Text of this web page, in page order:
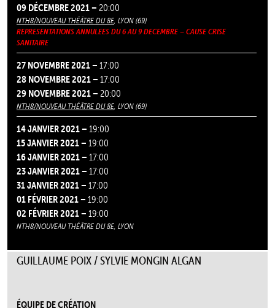
09 DÉCEMBRE 2021 – 20:00
NTH8/NOUVEAU THÉÂTRE DU 8E , LYON (69)
REPRESENTATIONS ANNULEES DU 6 AU 9 DECEMBRE – CAUSE CRISE
SANITAIRE
27 NOVEMBRE 2021 – 17:00
28 NOVEMBRE 2021 – 17:00
29 NOVEMBRE 2021 – 20:00
NTH8/NOUVEAU THÉÂTRE DU 8E , LYON (69)
14 JANVIER 2021 – 19:00
15 JANVIER 2021 – 19:00
16 JANVIER 2021 – 17:00
23 JANVIER 2021 – 17:00
31 JANVIER 2021 – 17:00
01 FÉVRIER 2021 – 19:00
02 FÉVRIER 2021 – 19:00
NTH8/NOUVEAU THÉÂTRE DU 8E, LYON
GUILLAUME POIX / SYLVIE MONGIN ALGAN
ÉQUIPE DE CRÉATION